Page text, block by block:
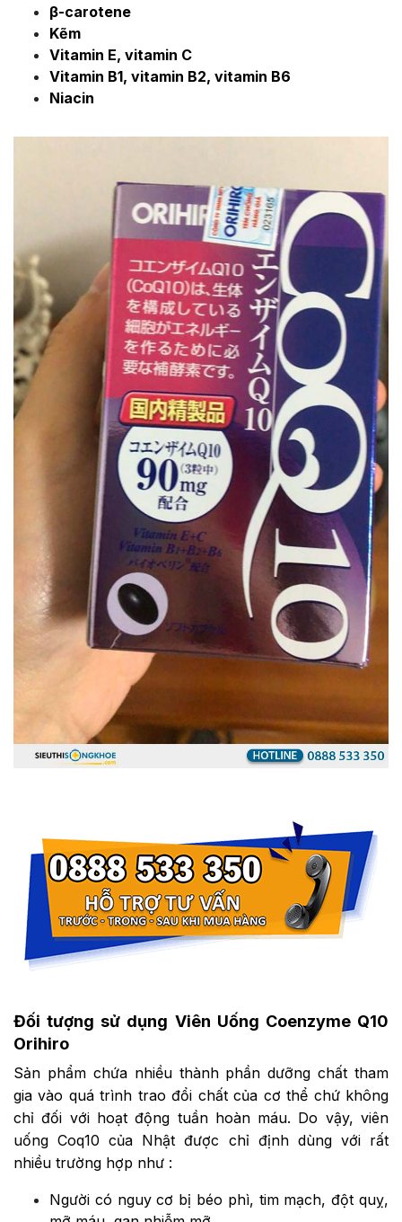
β-carotene
Kẽm
Vitamin E, vitamin C
Vitamin B1, vitamin B2, vitamin B6
Niacin
Đối tượng sử dụng Viên Uống Coenzyme Q10
Orihiro
Sản phẩm chứa nhiều thành phần dưỡng chất tham
gia vào quá trình trao đổi chất của cơ thể chứ không
chỉ đối với hoạt động tuần hoàn máu. Do vậy, viên
uống Coq10 của Nhật được chỉ định dùng với rất
nhiều trường hợp như :
Người có nguy cơ bị béo phì, tim mạch, đột quỵ,